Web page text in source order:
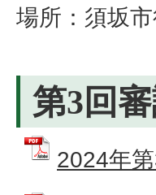
場所：須坂
第3回
2024年